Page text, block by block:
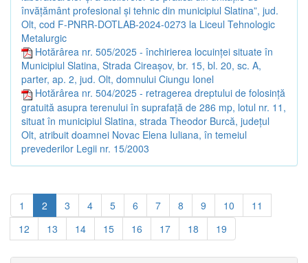
învățământ profesional și tehnic din municipiul Slatina”, jud.
Olt, cod F-PNRR-DOTLAB-2024-0273 la Liceul Tehnologic
Metalurgic
Hotărârea nr. 505/2025 - închirierea locuinței situate în
Municipiul Slatina, Strada Cireașov, br. 15, bl. 20, sc. A,
parter, ap. 2, jud. Olt, domnului Ciungu Ionel
Hotărârea nr. 504/2025 - retragerea dreptului de folosință
gratuită asupra terenului în suprafață de 286 mp, lotul nr. 11,
situat în municipiul Slatina, strada Theodor Burcă, județul
Olt, atribuit doamnei Novac Elena Iuliana, în temeiul
prevederilor Legii nr. 15/2003
1 2 3 4 5 6 7 8 9 10
11
12
13 14 15 16 17 18 19